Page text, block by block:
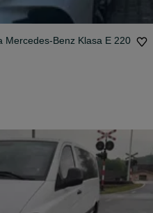
Mercedes-Benz Klasa E 220